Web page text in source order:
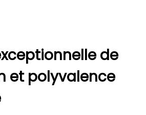
de
et polyvalence